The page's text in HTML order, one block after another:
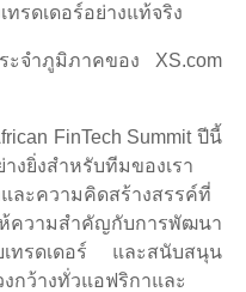
รดเดอร์อย่างแท้จริง
ะจำภูมิภาคของ XS.com
FinTech Summit ปีนี้
งยิ่งสำหรับทีมของเรา
ละความคิดสร้างสรรค์ที่
วามสำคัญกับการพัฒนา
เทรดเดอร์ และสนับสนุน
งกว้างทั่วแอฟริกาและ